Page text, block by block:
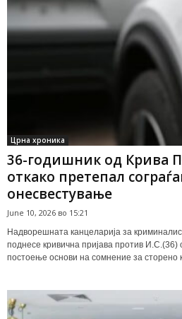
Црна хроника
36-годишник од Крива
откако претепал
онесвестување
June 10, 2026 во 15:21
Надворешната канцеларија за
поднесе кривична пријава против
постоење основи на сомнение за сторено